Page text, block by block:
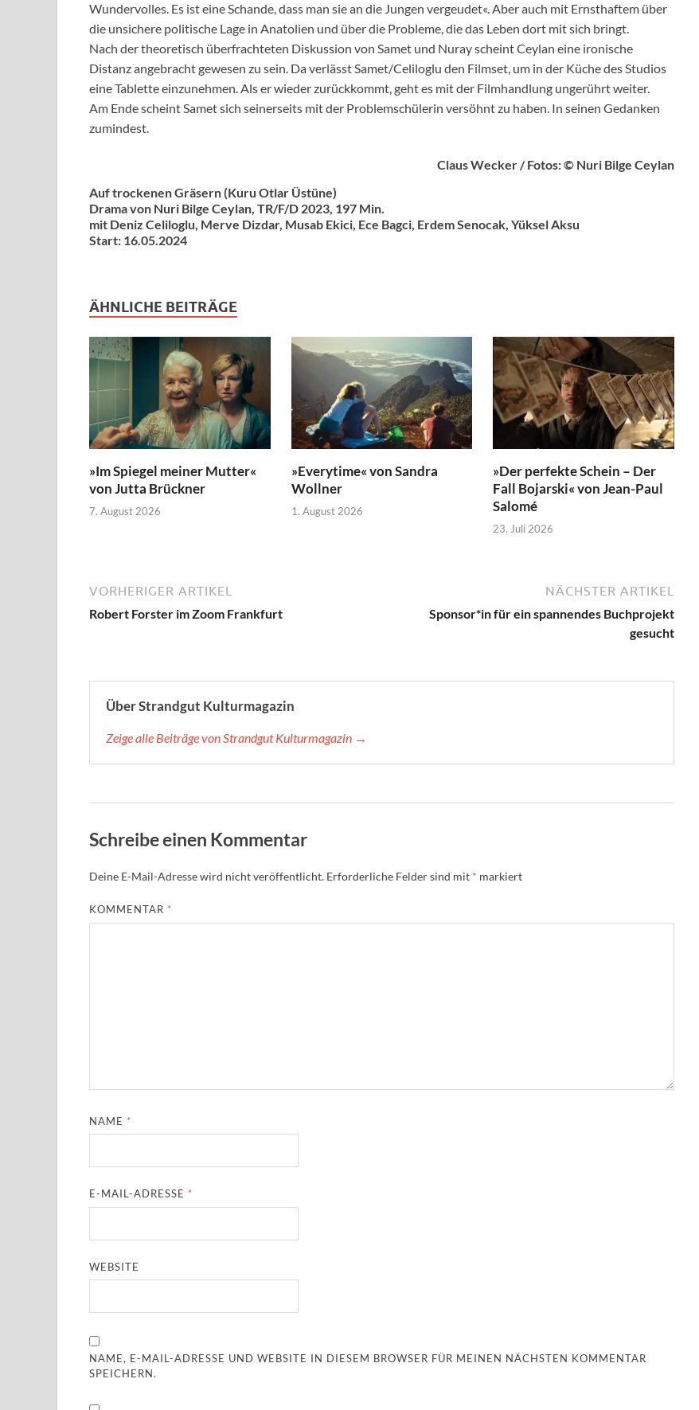
Wundervolles. Es ist eine Schande, dass man sie an die Jungen vergeudet«. Aber auch mit Ernsthaftem über
die unsichere politische Lage in Anatolien und über die Probleme, die das Leben dort mit sich bringt.
Nach der theoretisch überfrachteten Diskussion von Samet und Nuray scheint Ceylan eine ironische
Distanz angebracht gewesen zu sein. Da verlässt Samet/Celiloglu den Filmset, um in der Küche des Studios
eine Tablette einzunehmen. Als er wieder zurückkommt, geht es mit der Filmhandlung ungerührt weiter.
Am Ende scheint Samet sich seinerseits mit der Problemschülerin versöhnt zu haben. In seinen Gedanken
zumindest.
Claus Wecker / Fotos: © Nuri Bilge Ceylan
Auf trockenen Gräsern (Kuru Otlar Üstüne)
Drama von Nuri Bilge Ceylan, TR/F/D 2023, 197 Min.
mit Deniz Celiloglu, Merve Dizdar, Musab Ekici, Ece Bagci, Erdem Senocak, Yüksel Aksu
Start: 16.05.2024
ÄHNLICHE BEITRÄGE
»Im Spiegel meiner Mutter«
von Jutta Brückner
7. August 2026
»Everytime« von Sandra
Wollner
1. August 2026
»Der perfekte Schein – Der
Fall Bojarski« von Jean-Paul
Salomé
23. Juli 2026
VORHERIGER ARTIKEL
Robert Forster im Zoom Frankfurt
NÄCHSTER ARTIKEL
Sponsor*in für ein spannendes Buchprojekt
gesucht
Über Strandgut Kulturmagazin
Zeige alle Beiträge von Strandgut Kulturmagazin →
Schreibe einen Kommentar
Deine E-Mail-Adresse wird nicht veröffentlicht. Erforderliche Felder sind mit * markiert
KOMMENTAR *
NAME *
E-MAIL-ADRESSE *
WEBSITE
NAME, E-MAIL-ADRESSE UND WEBSITE IN DIESEM BROWSER FÜR MEINEN NÄCHSTEN KOMMENTAR
SPEICHERN.